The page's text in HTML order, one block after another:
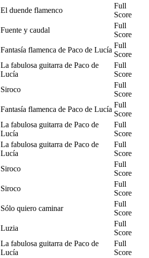
El duende flamenco
Full
Score
Fuente y caudal
Full
Score
Fantasía flamenca de Paco de Lucía
Full
Score
La fabulosa guitarra de Paco de
Lucía
Full
Score
Siroco
Full
Score
Fantasía flamenca de Paco de Lucía
Full
Score
La fabulosa guitarra de Paco de
Lucía
Full
Score
La fabulosa guitarra de Paco de
Lucía
Full
Score
Siroco
Full
Score
Siroco
Full
Score
Sólo quiero caminar
Full
Score
Luzia
Full
Score
La fabulosa guitarra de Paco de
Lucía
Full
Score